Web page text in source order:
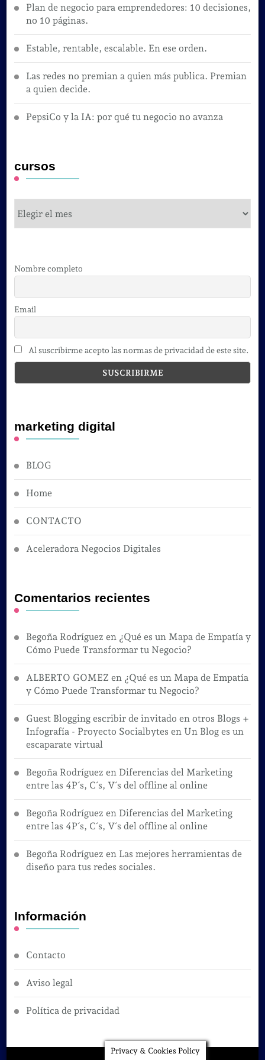
Plan de negocio para emprendedores: 10 decisiones,
no 10 páginas.
Estable, rentable, escalable. En ese orden.
Las redes no premian a quien más publica. Premian
a quien decide.
PepsiCo y la IA: por qué tu negocio no avanza
cursos
Nombre completo
Email
Al suscribirme acepto las normas de privacidad de este site.
marketing digital
BLOG
Home
CONTACTO
Aceleradora Negocios Digitales
Comentarios recientes
Begoña Rodríguez en ¿Qué es un Mapa de Empatía y
Cómo Puede Transformar tu Negocio?
ALBERTO GOMEZ en ¿Qué es un Mapa de Empatía
y Cómo Puede Transformar tu Negocio?
Guest Blogging escribir de invitado en otros Blogs +
Infografía - Proyecto Socialbytes en Un Blog es un
escaparate virtual
Begoña Rodríguez en Diferencias del Marketing
entre las 4P´s, C´s, V´s del offline al online
Begoña Rodríguez en Diferencias del Marketing
entre las 4P´s, C´s, V´s del offline al online
Begoña Rodríguez en Las mejores herramientas de
diseño para tus redes sociales.
Información
Contacto
Aviso legal
Política de privacidad
Privacy & Cookies Policy